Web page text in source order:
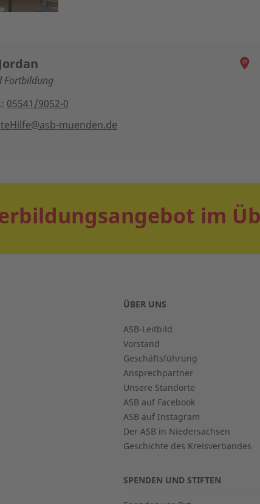
Fortbildung
05541/9052-0
muenden.de
im
ÜBER UNS
ASB-Leitbild
Vorstand
Geschäftsführung
Ansprechpartner
Unsere Standorte
ASB auf Facebook
ASB auf Instagram
Der ASB in Niedersachsen
Geschichte des Kreisverbandes
SPENDEN UND STIFTEN